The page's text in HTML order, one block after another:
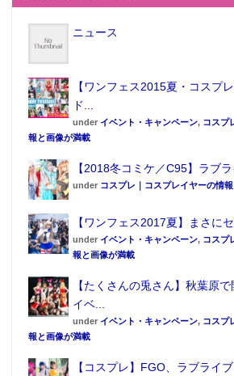
ニュース
【ワンフェス2015夏・コスプ
ド...
under イベント・キャンペーン, コスプ
報と画像が満載
【2018冬コミケ／C95】ラブ
under コスプレ｜コスプレイヤーの情
【ワンフェス2017夏】まさに
under イベント・キャンペーン, コスプ
報と画像が満載
【たくさんの兎さん】秋葉原
イベ...
under イベント・キャンペーン, コスプ
報と画像が満載
【コスプレ】FGO、ラブライ